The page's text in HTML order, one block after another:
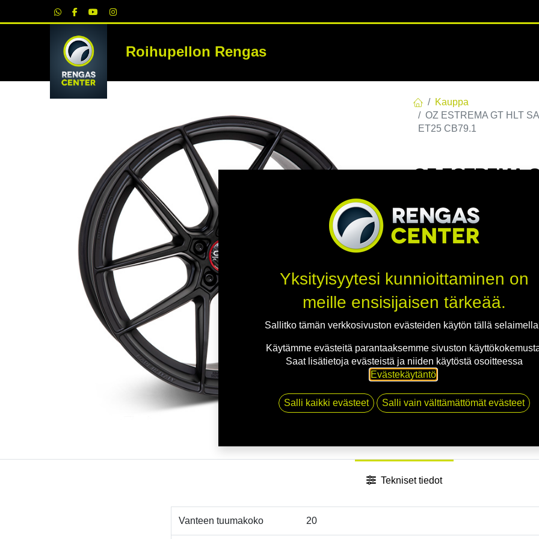
Roihupellon RengasRENKAAT
Kauppa
OZ ESTREMA GT HLT
ET25 CB79.1
OZ ESTREMA
CB79.1
EAN:8027529220827
Jaa
Toimitusehdot
Tekniset tiedot
Vanteen tuumakoko 20
Yksityisyytesi kunnioittaminen on
meille ensisijaisen tärkeää.
Sallitko tämän verkkosivuston evästeiden käytön tällä
Käytämme evästeitä parantaaksemme sivuston
Saat lisätietoja evästeistä ja niiden käytöstä osoitteessa
Evästekäytäntö.
Salli kaikki evästeet Salli vain välttämättömät evästeet